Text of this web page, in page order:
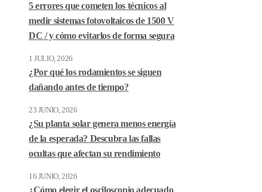
5 errores que cometen los técnicos al
medir sistemas fotovoltaicos de 1500 V
DC / y cómo evitarlos de forma segura
¿Por qué los rodamientos se siguen
dañando antes de tiempo?
1 JULIO, 2026
¿Su planta solar genera menos energía
de la esperada? Descubra las fallas
ocultas que afectan su rendimiento
23 JUNIO, 2026
16 JUNIO, 2026